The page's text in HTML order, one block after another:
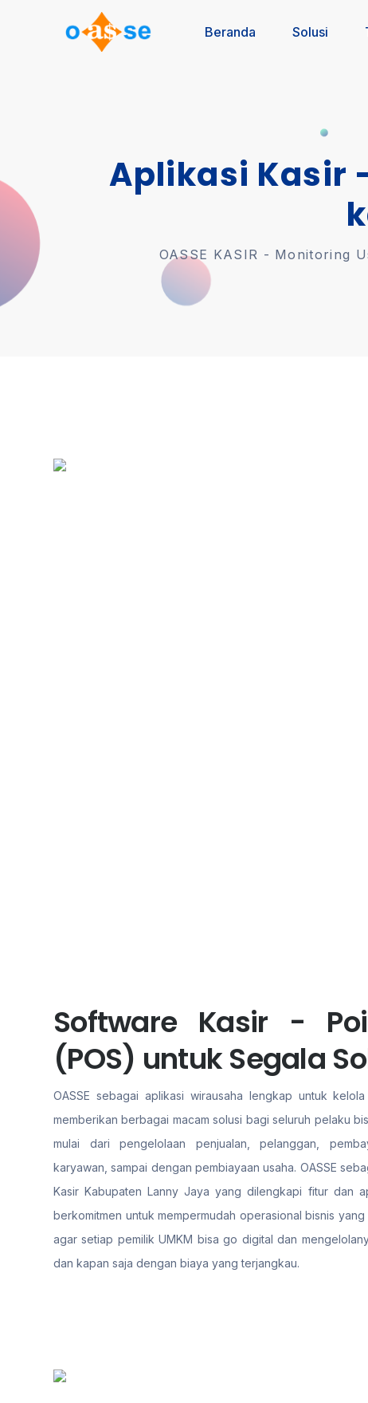
Beranda Solusi
Aplikasi Kasir -
OASSE KASIR - Monitoring
Software Kasir -
(POS) untuk Segala
OASSE sebagai aplikasi wirausaha lengkap untuk
memberikan berbagai macam solusi bagi seluruh pelaku
mulai dari pengelolaan penjualan, pelanggan,
karyawan, sampai dengan pembiayaan usaha. OASSE
Kasir Kabupaten Lanny Jaya yang dilengkapi fitur dan
berkomitmen untuk mempermudah operasional bisnis
agar setiap pemilik UMKM bisa go digital dan
dan kapan saja dengan biaya yang terjangkau.